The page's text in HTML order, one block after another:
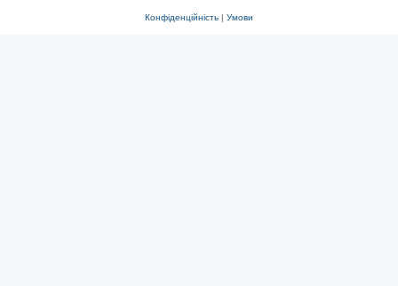
Конфіденційність | Умови